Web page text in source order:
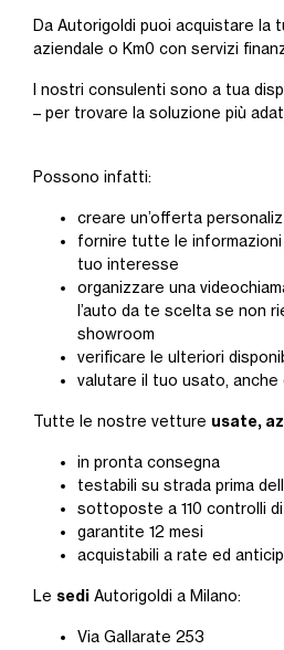
Da Autorigoldi puoi acquistare la
aziendale o Km0 con servizi
I nostri consulenti sono a tua
– per trovare la soluzione più
Possono infatti:
creare un’offerta
fornire tutte le
tuo interesse
organizzare una
l’auto da te scelta se non
showroom
verificare le ulteriori
valutare il tuo usato, anche
Tutte le nostre vetture usate,
in pronta consegna
testabili su strada prima
sottoposte a 110 controlli
garantite 12 mesi
acquistabili a rate ed
Le sedi Autorigoldi a Milano:
Via Gallarate 253